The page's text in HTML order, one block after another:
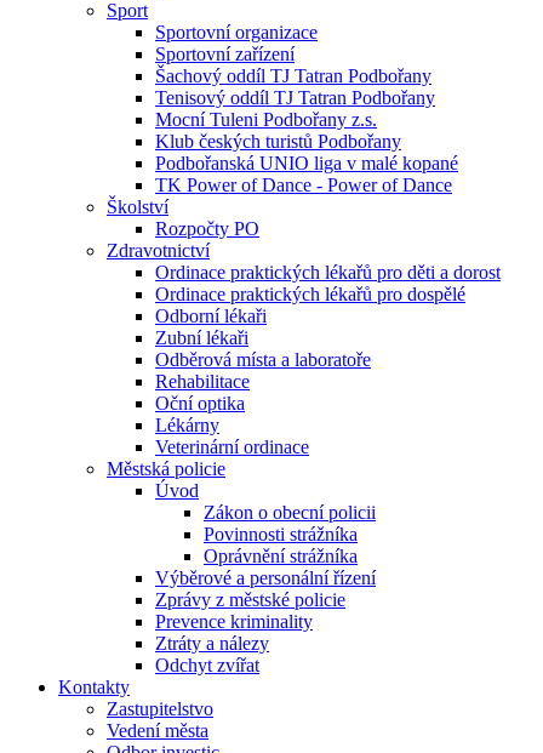
Sport
Sportovní organizace
Sportovní zařízení
Šachový oddíl TJ Tatran Podbořany
Tenisový oddíl TJ Tatran Podbořany
Mocní Tuleni Podbořany z.s.
Klub českých turistů Podbořany
Podbořanská UNIO liga v malé kopané
TK Power of Dance - Power of Dance
Školství
Rozpočty PO
Zdravotnictví
Ordinace praktických lékařů pro děti a dorost
Ordinace praktických lékařů pro dospělé
Odborní lékaři
Zubní lékaři
Odběrová místa a laboratoře
Rehabilitace
Oční optika
Lékárny
Veterinární ordinace
Městská policie
Úvod
Zákon o obecní policii
Povinnosti strážníka
Oprávnění strážníka
Výběrové a personální řízení
Zprávy z městské policie
Prevence kriminality
Ztráty a nálezy
Odchyt zvířat
Kontakty
Zastupitelstvo
Vedení města